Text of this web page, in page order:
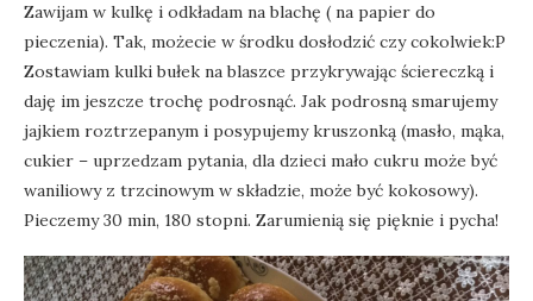
Zawijam w kulkę i odkładam na blachę ( na papier do
pieczenia). Tak, możecie w środku dosłodzić czy cokolwiek:P
Zostawiam kulki bułek na blaszce przykrywając ściereczką i
daję im jeszcze trochę podrosnąć. Jak podrosną smarujemy
jajkiem roztrzepanym i posypujemy kruszonką (masło, mąka,
cukier – uprzedzam pytania, dla dzieci mało cukru może być
waniliowy z trzcinowym w składzie, może być kokosowy).
Pieczemy 30 min, 180 stopni. Zarumienią się pięknie i pycha!